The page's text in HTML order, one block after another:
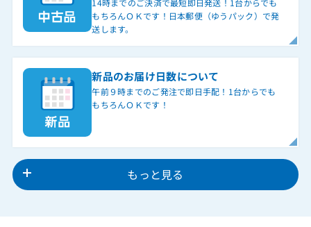
14時までのご決済で最短即日発送！1台からでも
もちろんＯＫです！日本郵便（ゆうパック）で発
送します。
新品のお届け日数について
午前９時までのご発注で即日手配！1台からでも
もちろんＯＫです！
もっと見る